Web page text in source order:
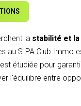
la stabilité et
au SIPA Club Immo
étudiée pour
l'équilibre entre